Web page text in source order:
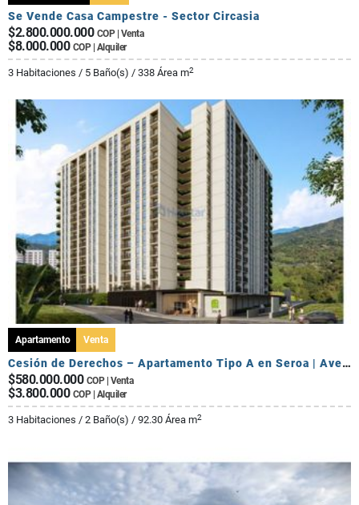
Se Vende Casa Campestre - Sector Circasia
$2.800.000.000 COP | Venta
$8.000.000 COP | Alquiler
3 Habitaciones / 5 Baño(s) / 338 Área m2
Apartamento Venta
Cesión de Derechos – Apartamento Tipo A en Seroa | Avenida Centenario
$580.000.000 COP | Venta
$3.800.000 COP | Alquiler
3 Habitaciones / 2 Baño(s) / 92.30 Área m2